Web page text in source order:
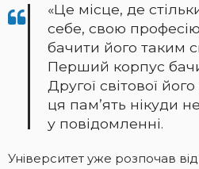
«Це місце, де
себе, свою
бачити його таким
Перший корпус
Другої світової
ця пам’ять нікуди
у повідомленні.
Університет уже розпочав